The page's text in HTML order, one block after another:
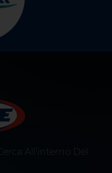
All’interno Del